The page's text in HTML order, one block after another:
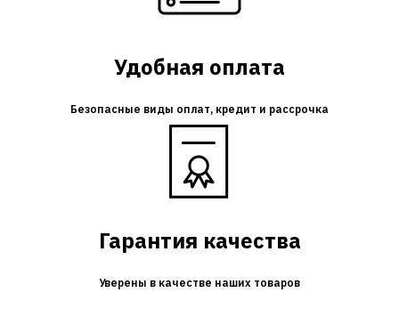
Удобная оплата
Безопасные виды оплат, кредит и рассрочка
Гарантия качества
Уверены в качестве наших товаров